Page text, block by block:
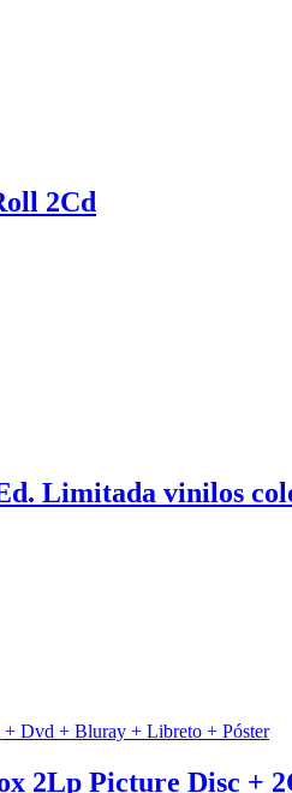
2Cd
Limitada vinilos
2Lp Picture Disc +